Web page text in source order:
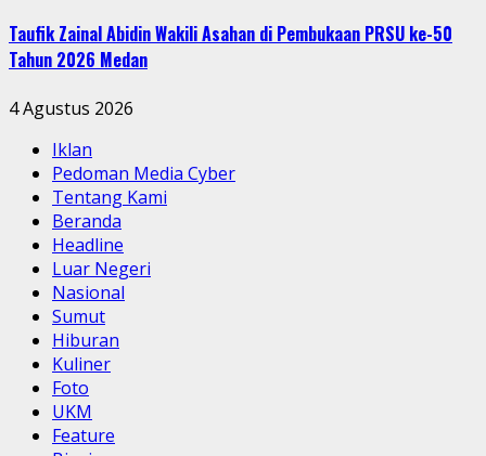
Taufik Zainal Abidin Wakili Asahan di Pembukaan PRSU ke-50
Tahun 2026 Medan
4 Agustus 2026
Iklan
Pedoman Media Cyber
Tentang Kami
Beranda
Headline
Luar Negeri
Nasional
Sumut
Hiburan
Kuliner
Foto
UKM
Feature